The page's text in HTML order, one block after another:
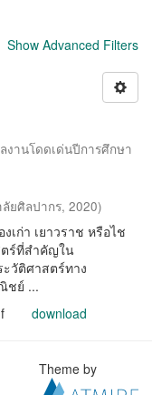
Show Advanced Filters
งานโดดเด่นปีการศึกษา
ยศิลปากร, 2020)
เก่า เยาวราช หรือไช
ตร์ที่สำคัญใน
วัติศาสตร์ทาง
ชย์ ...
download
Theme by